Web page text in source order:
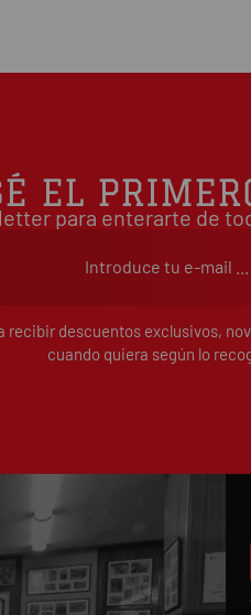
EL
para enterarte de
recibir descuentos exclusivos,
cuando quiera según lo